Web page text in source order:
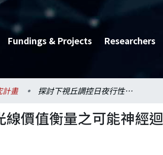
Fundings & Projects Researchers
畫 探討下視丘調控日夜行性行為或光線價值衡量之可能神經迴路(2/4)
價值衡量之可能神經迴